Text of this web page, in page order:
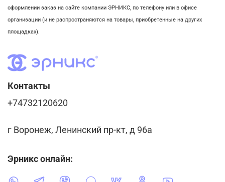
оформлении заказ на сайте компании ЭРНИКС, по телефону или в офисе
организации (и не распространяются на товары, приобретенные на других
площадках).
Контакты
+74732120620
г Воронеж, Ленинский пр-кт, д 96а
Эрникс онлайн: